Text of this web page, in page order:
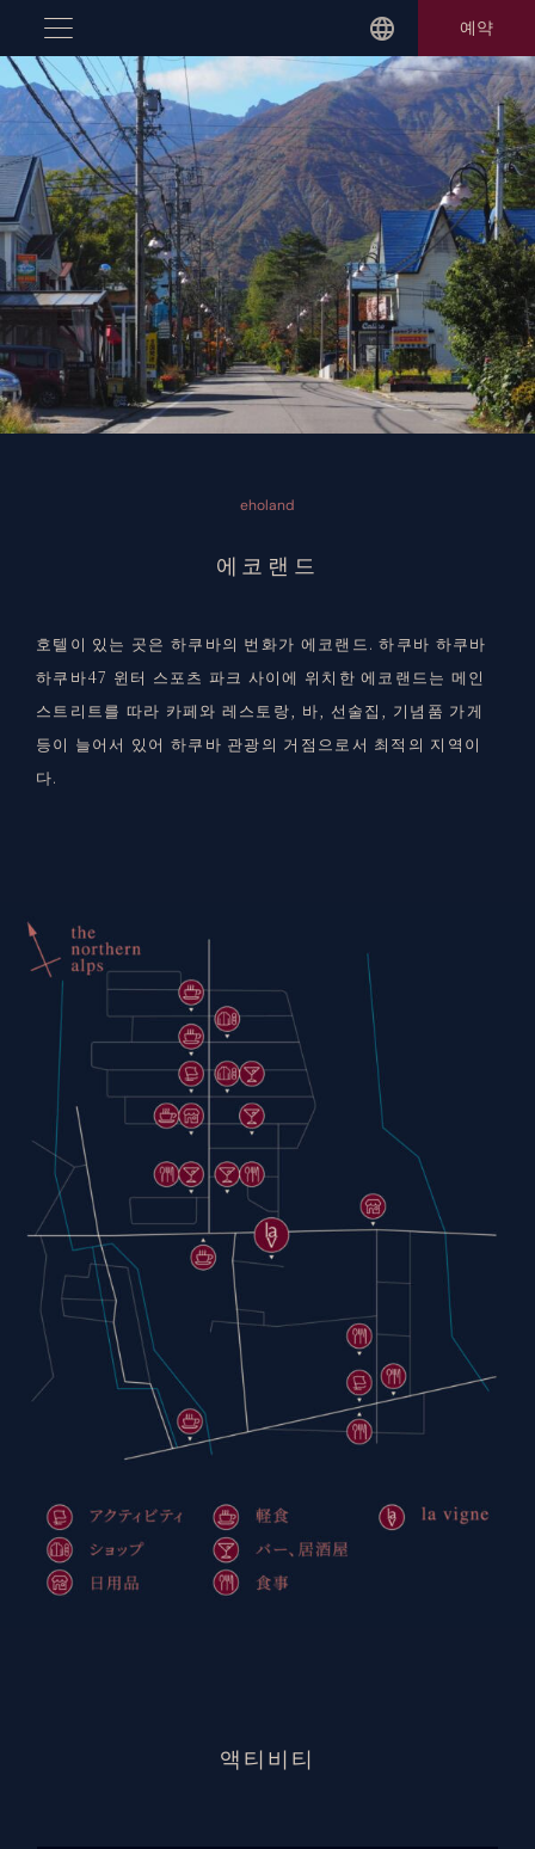
content
예약
eholand
에코랜드
호텔이 있는 곳은 하쿠바의 번화가 에코랜드. 하쿠바 하쿠바
하쿠바47 윈터 스포츠 파크 사이에 위치한 에코랜드는 메인
스트리트를 따라 카페와 레스토랑, 바, 선술집, 기념품 가게
등이 늘어서 있어 하쿠바 관광의 거점으로서 최적의 지역이
다.
액티비티